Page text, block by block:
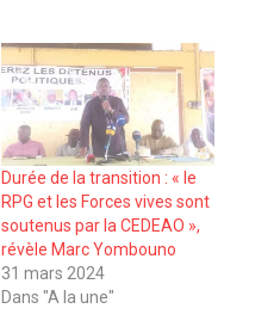
Durée de la transition : « le
RPG et les Forces vives sont
soutenus par la CEDEAO »,
révèle Marc Yombouno
31 mars 2024
Dans "A la une"